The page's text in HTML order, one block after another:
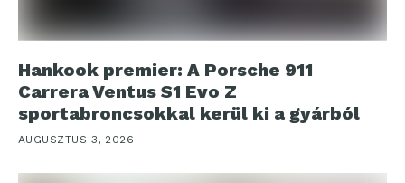
Hankook premier: A Porsche 911
Carrera Ventus S1 Evo Z
sportabroncsokkal kerül ki a gyárból
AUGUSZTUS 3, 2026